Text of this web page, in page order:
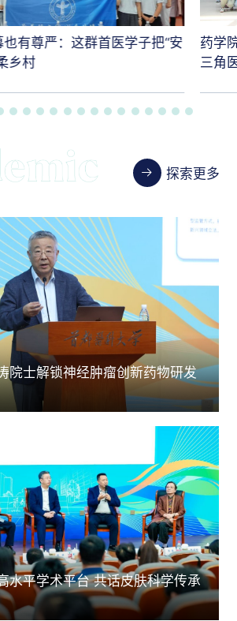
有尊严：这群首医学子把“安
乡村
药学
三角
探索更多
院士解锁神经肿瘤创新药物研发
水平学术平台 共话皮肤科学传承